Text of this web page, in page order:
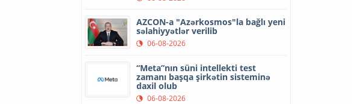
AZCON-a "Azərkosmos"la bağlı yeni
səlahiyyətlər verilib
06-08-2026
“Meta”nın süni intellekti test
zamanı başqa şirkətin sisteminə
daxil olub
06-08-2026